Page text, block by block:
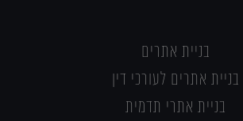
בניית אתרים
בניית אתרים לעורכי דין
בניית אתרי תדמית